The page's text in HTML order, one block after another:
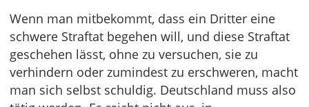
Wenn man mitbekommt, dass ein Dritter eine
schwere Straftat begehen will, und diese Straftat
geschehen lässt, ohne zu versuchen, sie zu
verhindern oder zumindest zu erschweren, macht
man sich selbst schuldig. Deutschland muss also